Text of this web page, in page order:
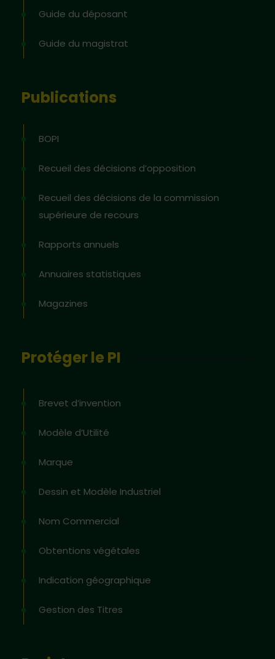
Guide du déposant
Guide du magistrat
Publications
BOPI
Recueil des décisions d’opposition
Recueil des décisions de la commission
supérieure de recours
Rapports annuels
Annuaires statistiques
Magazines
Protéger le PI
Brevet d’invention
Modèle d’Utilité
Marque
Dessin et Modèle Industriel
Nom Commercial
Obtentions végétales
Indication géographique
Gestion des Titres